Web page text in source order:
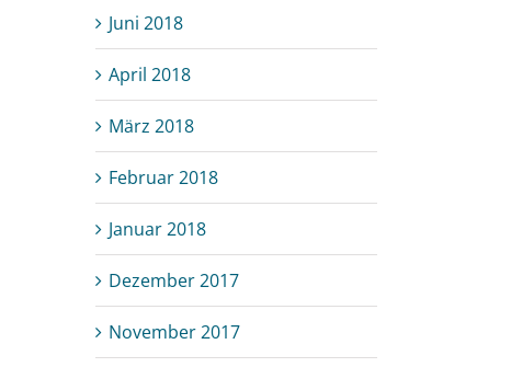
Juni 2018
April 2018
März 2018
Februar 2018
Januar 2018
Dezember 2017
November 2017